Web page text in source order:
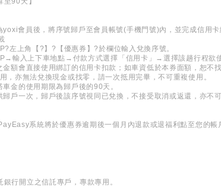
會員後，將序號歸戶至會員帳號(手機門號)內，並完成信用卡
左上角【?】?【優惠券】?於欄位輸入兌換序號。
輸入上下車地點→付款方式選擇「信用卡」→選擇該趟行程欲
額會直接使用綁訂的信用卡扣款；如車資低於本券面額，恕不找
，亦無法兌換現金或找零，請一次抵用完畢，不可重複使用。
金的使用期限為歸戶後的90天。
戶一次，歸戶後該序號視同已兌換，不接受取消或返還，亦不可
系統將於優惠券逾期後一個月內退款或退福利點至您的帳
行開立之信託專戶，專款專用。